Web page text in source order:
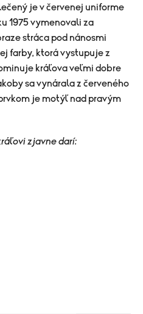
je v červenej uniforme
1975 vymenovali za
stráca pod nánosmi
farby, ktorá vystupuje z
kráľova veľmi dobre
sa vynárala z červeného
je motýľ nad pravým
zjavne darí: